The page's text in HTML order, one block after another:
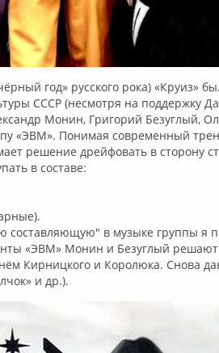
год» русского рока) «Круиз»
СССР (несмотря на поддержку
Монин, Григорий Безуглый,
«ЭВМ». Понимая современный
решение дрейфовать в сторону
в составе:
составляющую" в музыке группы я
«ЭВМ» Монин и Безуглый
Кирницкого и Королюка. Снова
и др.).